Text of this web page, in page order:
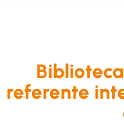
referente